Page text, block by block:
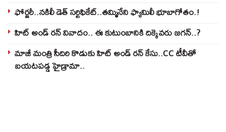
ఫోర్జరీ..నకిలీ డెత్ సర్టిఫికేట్..తమ్మినేని ఫ్యామిలీ భూబాగోతం.!
హిట్ అండ్ రన్ వివాదం.. ఈ కుటుంబానికి దిక్కెవరు జగన్..?
మాజీ మంత్రి సీదిరి కొడుకు హిట్ అండ్ రన్ కేసు..CC టీవీతో
బయటపడ్డ హైడ్రామా..